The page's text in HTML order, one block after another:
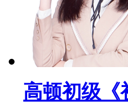
高顿初级《